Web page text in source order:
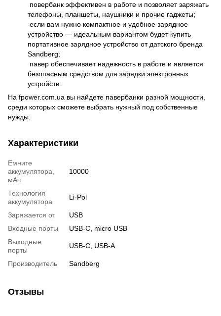
повербанк эффективен в работе и позволяет заряжать
телефоны, планшеты, наушники и прочие гаджеты;
если вам нужно компактное и удобное зарядное
устройство — идеальным вариантом будет купить
портативное зарядное устройство от датского бренда
Sandberg;
павер обеспечивает надежность в работе и является
безопасным средством для зарядки электронных
устройств.
На fpower.com.ua вы найдете павербанки разной мощности,
среди которых сможете выбрать нужный под собственные
нужды.
Характеристики
Емните
аккумулятора,
мАч
10000
Технология
аккумулятора
Li-Pol
Заряжается от
USB
Входные порты
USB-C, micro USB
Выходные
порты
USB-C, USB-A
Производитель Sandberg
Отзывы